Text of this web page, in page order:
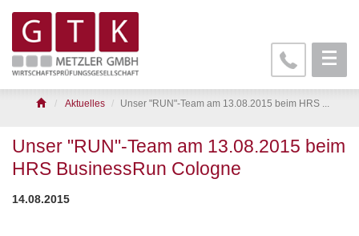
Aktuelles Unser "RUN"-Team am 13.08.2015 beim HRS ...
Unser "RUN"-Team am 13.08.2015 beim
HRS BusinessRun Cologne
14.08.2015